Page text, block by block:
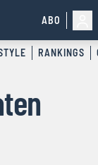
ABO
RANKINGS